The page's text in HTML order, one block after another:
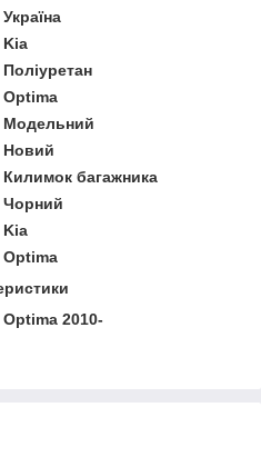
Україна
Kia
Поліуретан
Optima
Модельний
Новий
Килимок багажника
Чорний
Kia
Optima
Optima 2010-